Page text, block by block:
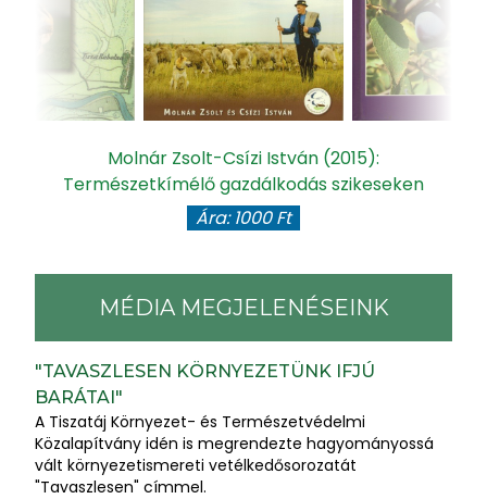
Molnár Zsolt-Csízi István (2015):
Természetkímélő gazdálkodás szikeseken
Ára: 1000 Ft
MÉDIA MEGJELENÉSEINK
"TAVASZLESEN KÖRNYEZETÜNK IFJÚ
BARÁTAI"
A Tiszatáj Környezet- és Természetvédelmi
Közalapítvány idén is megrendezte hagyományossá
vált környezetismereti vetélkedősorozatát
"Tavaszlesen" címmel.